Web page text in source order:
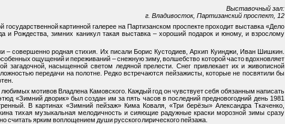
Выставочный зал:
г. Владивосток, Партизанский проспект, 12
государственной картинной галерее на Партизанском проспекте проходит выставка «Дело
и Рождества, зимних каникул такая выставка – хороший подарок и юному, и взрослому
– совершенно родная стихия. Их писали Борис Кустодиев, Архип Куинджи, Иван Шишкин.
ощущений и переживаний – снежную зиму, волшебство которой часто вдохновляет
загадочной, насыщенной светом ледяной прелести. Снег привлекает их и живописной
передачи на полотне. Редко встречаются пейзажисты, которые не посвятили бы
любимых мотивов Владлена Камовского. Каждый год он чувствует себя обязанным написать
«Зимний дворик» был создан им за пять часов в последний предновогодний день 1981
В картинах «Зимний пейзаж» Кима Коваля, «Три берёзы» Александра Ткаченко,
тихая музыкальная мелодичность и сияющие радужные краски морозной зимы сразу
считать ярким воплощением души русского лирического пейзажа.